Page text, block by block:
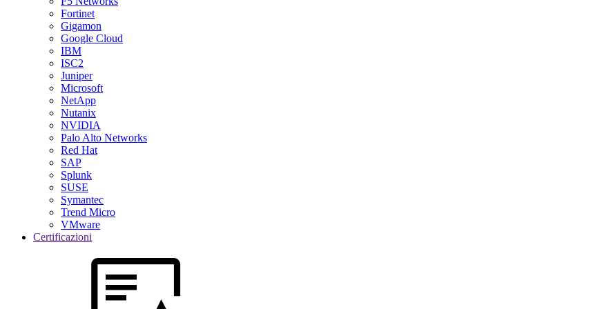
Fortinet
Gigamon
Google Cloud
IBM
ISC2
Juniper
Microsoft
NetApp
Nutanix
NVIDIA
Palo Alto Networks
Red Hat
SAP
Splunk
SUSE
Symantec
Trend Micro
VMware
Certificazioni